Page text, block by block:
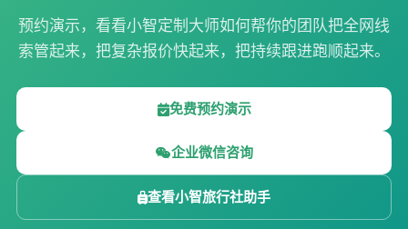
预约演示，看看小智定制大师如何帮你的团队把全网线
索管起来，把复杂报价快起来，把持续跟进跑顺起来。
免费预约演示
企业微信咨询
查看小智旅行社助手